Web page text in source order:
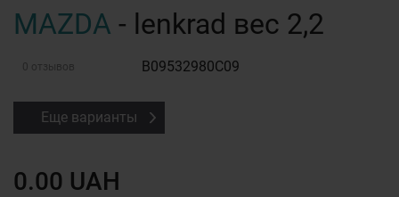
MAZDA - lenkrad вес 2,2
0 отзывов B09532980C09
Еще варианты
0.00 UAH